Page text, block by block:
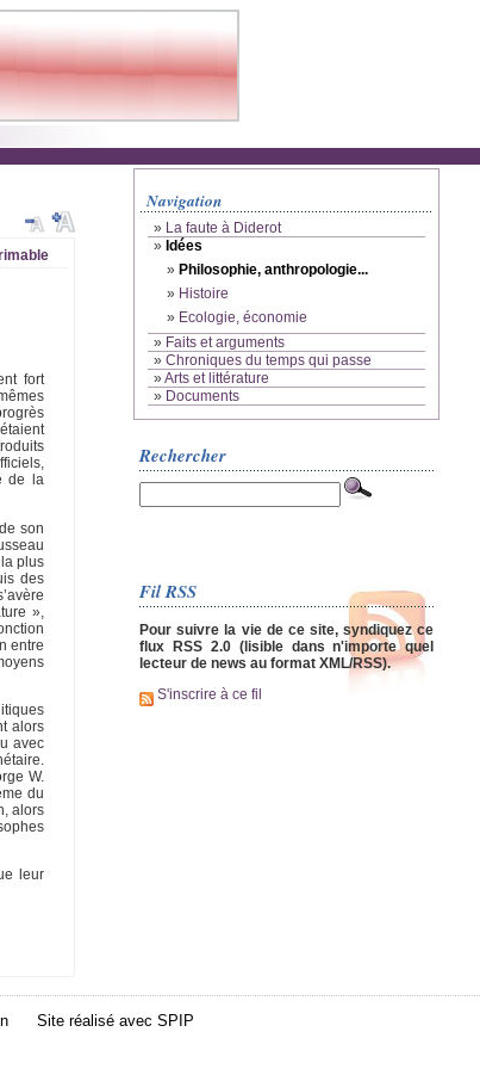
fort
de la
son
plus
des
»,
entre
alors
avec
W.
du
alors
leur
Navigation
» La faute à Diderot
» Idées
» Philosophie, anthropologie...
» Histoire
» Ecologie, économie
» Faits et arguments
» Chroniques du temps qui passe
»Arts et littérature
» Documents
Rechercher
Fil RSS
Pour suivre la vie de ce site, syndiquez ce
flux RSS 2.0 (lisible dans n'importe quel
lecteur de news au format XML/RSS).
S'inscrire à ce fil
Site réalisé avec SPIP